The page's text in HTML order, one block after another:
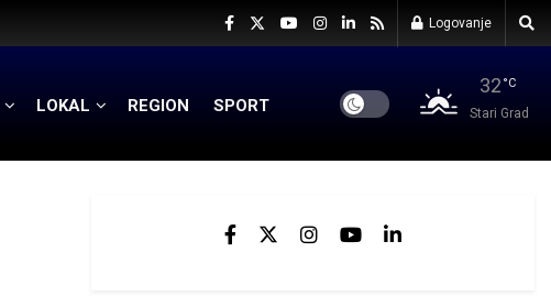
Logovanje
LOKAL REGION SPORT
32 °C
Stari Grad